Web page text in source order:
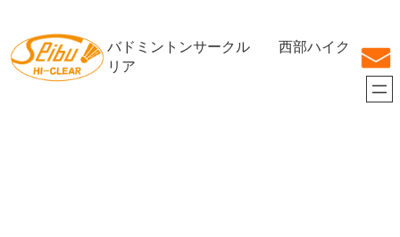
を
ス
バドミントンサークル 西部ハイク
リア